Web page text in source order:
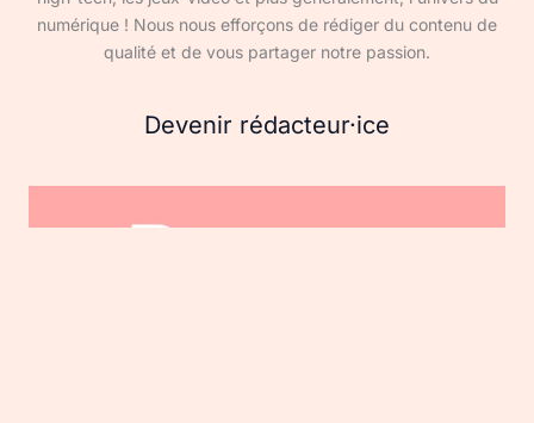
numérique ! Nous nous efforçons de rédiger du contenu de
qualité et de vous partager notre passion.
Devenir rédacteur·ice